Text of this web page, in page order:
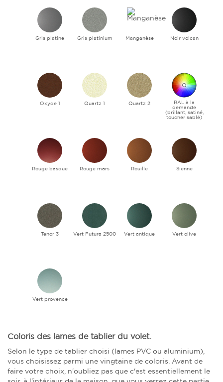
Gris platine Gris platinium Manganèse Noir volcan
Oxyde 1 Quartz 1 Quartz 2 RAL à la
demande
(brillant, satiné,
toucher sablé)
Rouge basque Rouge mars Rouille Sienne
Tenor 3 Vert Futura 2500 Vert antique Vert olive
Vert provence
Coloris des lames de tablier du volet.
Selon le type de tablier choisi (lames PVC ou aluminium),
vous choisissez parmi une vingtaine de coloris. Avant de
faire votre choix, n'oubliez pas que c'est essentiellement le